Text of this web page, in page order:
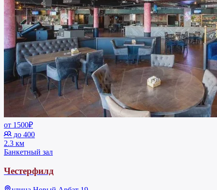
от 1500₽
до 400
2.3 км
Банкетный зал
Честерфилд